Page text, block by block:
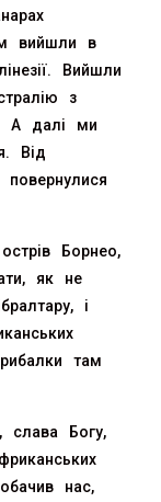
вийшли в
Вийшли
з
А далі ми
Від
Борнео,
як не
і
там
слава Богу,
нас,